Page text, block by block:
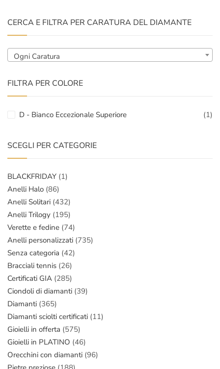
CERCA E FILTRA PER CARATURA DEL DIAMANTE
Ogni Caratura
FILTRA PER COLORE
D - Bianco Eccezionale Superiore (1)
SCEGLI PER CATEGORIE
BLACKFRIDAY (1)
Anelli Halo (86)
Anelli Solitari (432)
Anelli Trilogy (195)
Verette e fedine (74)
Anelli personalizzati (735)
Senza categoria (42)
Bracciali tennis (26)
Certificati GIA (285)
Ciondoli di diamanti (39)
Diamanti (365)
Diamanti sciolti certificati (11)
Gioielli in offerta (575)
Gioielli in PLATINO (46)
Orecchini con diamanti (96)